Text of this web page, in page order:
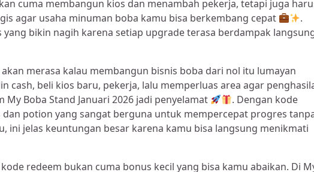
cuma membangun kios dan menambah pekerja, tetapi juga
agar usaha minuman boba kamu bisa berkembang cepat
.
bikin nagih karena setiap upgrade terasa berdampak
merasa kalau membangun bisnis boba dari nol itu lumayan
cash, beli kios baru, pekerja, lalu memperluas area agar
Boba Stand Januari 2026 jadi penyelamat
. Dengan kode
potion yang sangat berguna untuk mempercepat progres
ini jelas keuntungan besar karena kamu bisa langsung menikmati
redeem bukan cuma bonus kecil yang bisa kamu abaikan. Di